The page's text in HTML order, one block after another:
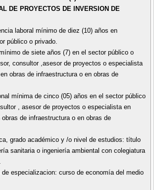
DE PROYECTOS DE INVERSION DE
laboral mínimo de diez (10) años en
público o privado.
de siete años (7) en el sector público o
consultor ,asesor de proyectos o especialista
obras de infraestructura o en obras de
mínima de cinco (05) años en el sector público
, asesor de proyectos o especialista en
de infraestructura o en obras de
grado académico y /o nivel de estudios: título
sanitaria o ingeniería ambiental con colegiatura
especializacion: curso de economía del medio